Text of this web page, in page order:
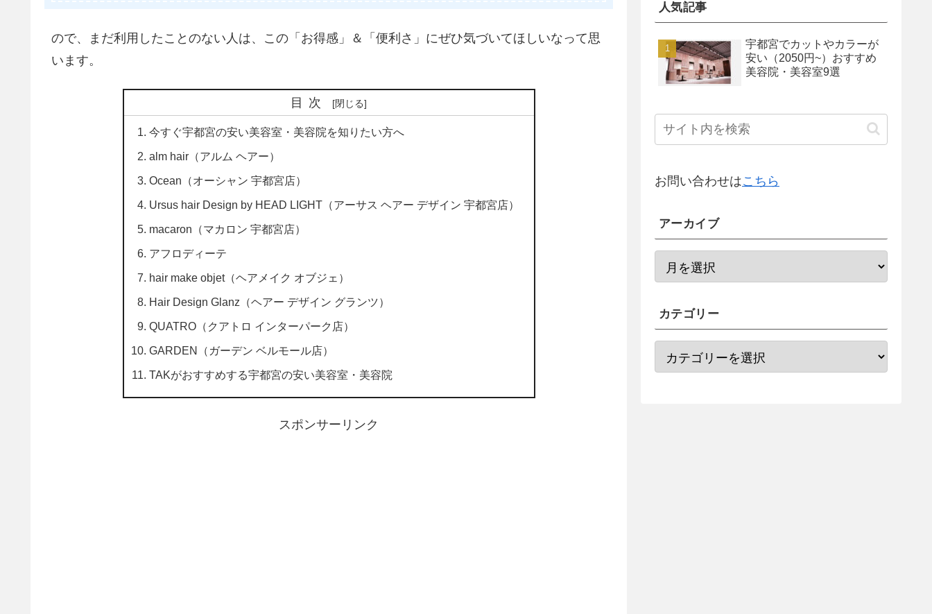
ので、まだ利用したことのない人は、この「お得感」＆「便利さ」にぜひ気づいてほしいなって思
います。
目次
今すぐ宇都宮の安い美容室・美容院を知りたい方へ
alm hair（アルム ヘアー）
Ocean（オーシャン 宇都宮店）
Ursus hair Design by HEAD LIGHT（アーサス ヘアー デザイン 宇都宮店）
macaron（マカロン 宇都宮店）
アフロディーテ
hair make objet（ヘアメイク オブジェ）
Hair Design Glanz（ヘアー デザイン グランツ）
QUATRO（クアトロ インターパーク店）
GARDEN（ガーデン ベルモール店）
TAKがおすすめする宇都宮の安い美容室・美容院
スポンサーリンク
人気記事
宇都宮でカットやカラーが
安い（2050円~）おすすめ
美容院・美容室9選
お問い合わせはこちら
アーカイブ
カテゴリー